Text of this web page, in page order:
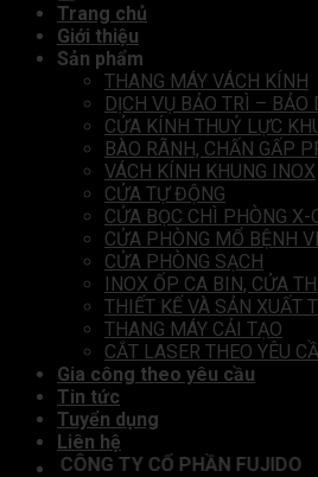
Trang chủ
Giới thiệu
Sản phẩm
THANG MÁY VÁCH KÍNH
DỊCH VỤ BẢO TRÌ – BẢO
CỬA KÍNH THUỶ LỰC
BÀO RÃNH, CHẤN GẤP
VÁCH KÍNH KHUNG INOX
CỬA TỰ ĐỘNG
CỬA BỌC CHÌ PHÒNG X-
CỬA PHÒNG MỔ BỆNH
CỬA PHÒNG SẠCH
INOX ỐP CA BIN, CỬA
THIẾT KẾ VÀ SẢN XUẤT
THANG MÁY CẢI TẠO
CẮT LASER THEO YÊU
Gia công theo yêu cầu
Tin tức
Tuyển dụng
Liên hệ
CÔNG TY CỔ PHẦN FUJIDO